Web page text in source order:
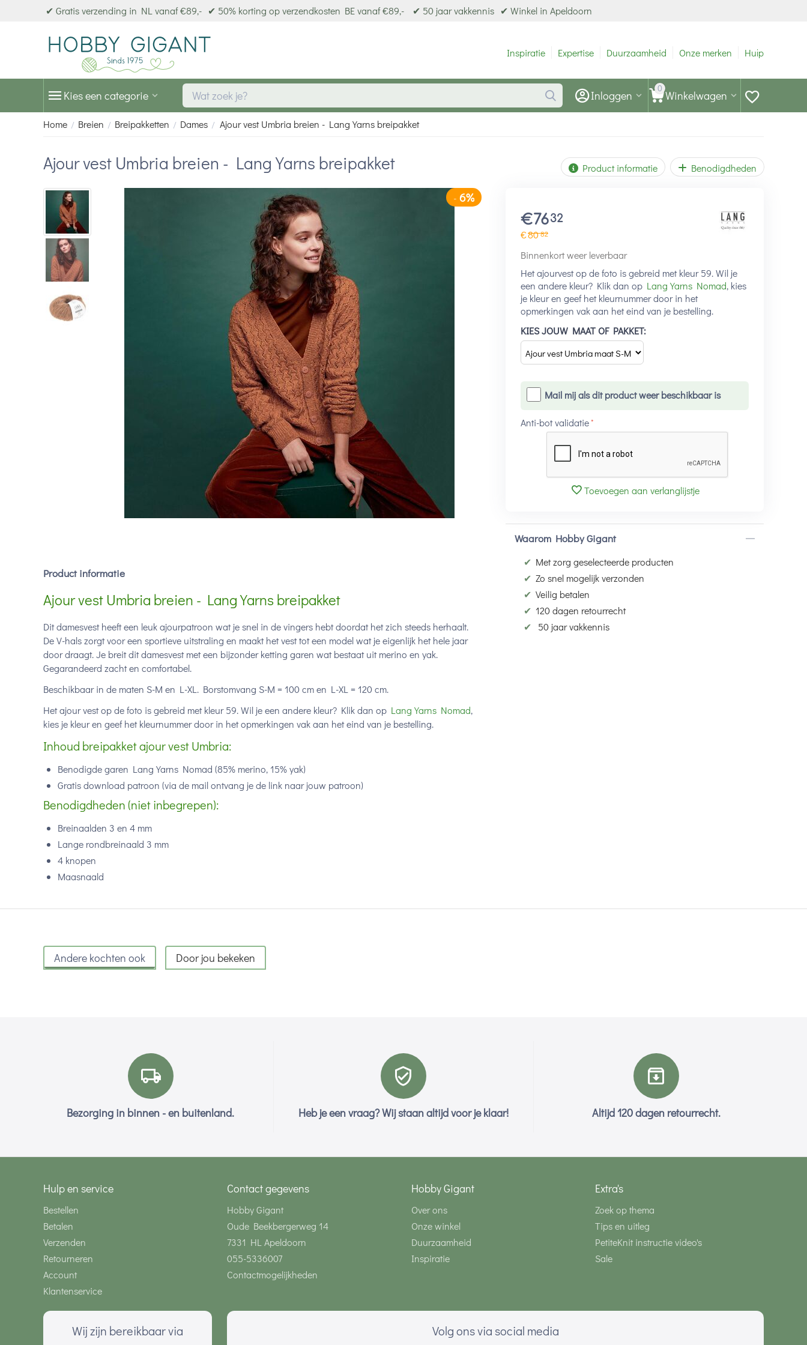
✔ Gratis verzending in NL vanaf €89,- ✔ 50% korting op verzendkosten BE vanaf €89,- ✔ 50 jaar vakkennis ✔ Winkel in Apeldoorn
Inspiratie Expertise Duurzaamheid Onze merken Hulp
Kies een categorie 0 Winkelwagen
Inloggen
Home / Breien / Breipakketten / Dames / Ajour vest Umbria breien - Lang Yarns breipakket
Ajour vest Umbria breien - Lang Yarns breipakket Product informatie Benodigdheden
-6%
€7632
€8082
Binnenkort weer leverbaar
Het ajourvest op de foto is gebreid met kleur 59. Wil je
een andere kleur? Klik dan op Lang Yarns Nomad, kies
je kleur en geef het kleurnummer door in het
opmerkingen vak aan het eind van je bestelling.
KIES JOUW MAAT OF PAKKET:
Mail mij als dit product weer beschikbaar is
Anti-bot validatie
Toevoegen aan verlanglijstje
Waarom Hobby Gigant
✔ Met zorg geselecteerde producten
✔ Zo snel mogelijk verzonden
✔ Veilig betalen
✔ 120 dagen retourrecht
✔
50 jaar vakkennis
Product informatie
Ajour vest Umbria breien - Lang Yarns breipakket
Dit damesvest heeft een leuk ajourpatroon wat je snel in de vingers hebt doordat het zich steeds herhaalt.
De V-hals zorgt voor een sportieve uitstraling en maakt het vest tot een model wat je eigenlijk het hele jaar
door draagt. Je breit dit damesvest met een bijzonder ketting garen wat bestaat uit merino en yak.
Gegarandeerd zacht en comfortabel.
Beschikbaar in de maten S-M en L-XL. Borstomvang S-M = 100 cm en L-XL = 120 cm.
Het ajour vest op de foto is gebreid met kleur 59. Wil je een andere kleur? Klik dan op Lang Yarns Nomad,
kies je kleur en geef het kleurnummer door in het opmerkingen vak aan het eind van je bestelling.
Inhoud breipakket ajour vest Umbria:
Benodigde garen Lang Yarns Nomad (85% merino, 15% yak)
Gratis download patroon (via de mail ontvang je de link naar jouw patroon)
Benodigdheden (niet inbegrepen):
Breinaalden 3 en 4 mm
Lange rondbreinaald 3 mm
4 knopen
Maasnaald
Andere kochten ook Door jou bekeken
Bezorging in binnen - en buitenland. Heb je een vraag? Wij staan altijd voor je klaar! Altijd 120 dagen retourrecht.
Hulp en service
Bestellen
Betalen
Verzenden
Retourneren
Account
Klantenservice
Contact gegevens
Hobby Gigant
Oude Beekbergerweg 14
7331 HL Apeldoorn
055-5336007
Contactmogelijkheden
Hobby Gigant
Over ons
Onze winkel
Duurzaamheid
Inspiratie
Extra's
Zoek op thema
Tips en uitleg
PetiteKnit instructie video's
Sale
Wij zijn bereikbaar via Volg ons via social media